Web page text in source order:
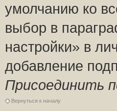
умолчанию ко
выбор в
настройки» в
добавление
Присоединить
Вернуться к началу